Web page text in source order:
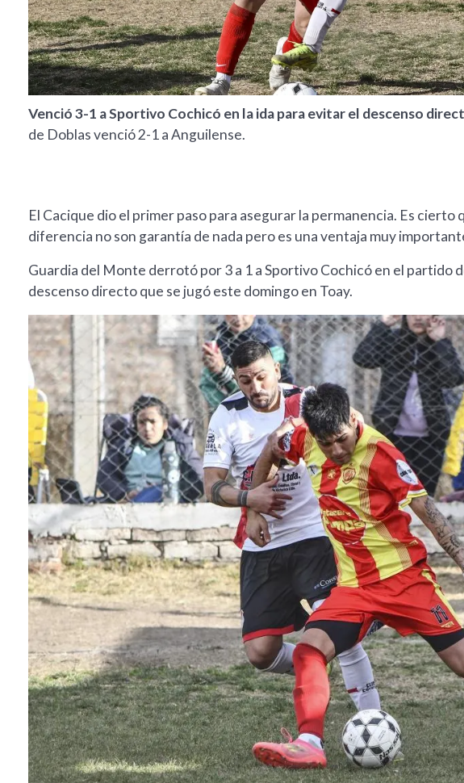
Venció 3-1 a Sportivo Cochicó en la ida para evitar el descenso
de Doblas venció 2-1 a Anguilense.
El Cacique dio el primer paso para asegurar la permanencia. Es cierto
diferencia no son garantía de nada pero es una ventaja muy
Guardia del Monte derrotó por 3 a 1 a Sportivo Cochicó en el partido
descenso directo que se jugó este domingo en Toay.